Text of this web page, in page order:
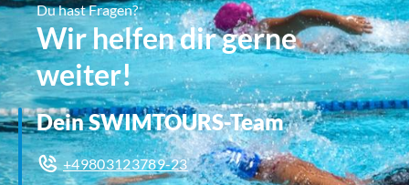
Du hast Fragen?
Wir helfen dir gerne
weiter!
Dein SWIMTOURS-Team
+49803123789-23